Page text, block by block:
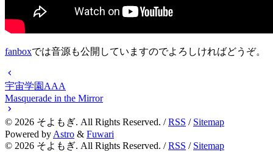
fanboxでは音源も公開していますのでよろしければどうぞ。
宇宙学園AAA
Masquerade in the Mirror
© 2026 そよもぎ. All Rights Reserved. /RSS / Sitemap
Powered by Astro & Fuwari
© 2026 そよもぎ. All Rights Reserved. /RSS / Sitemap